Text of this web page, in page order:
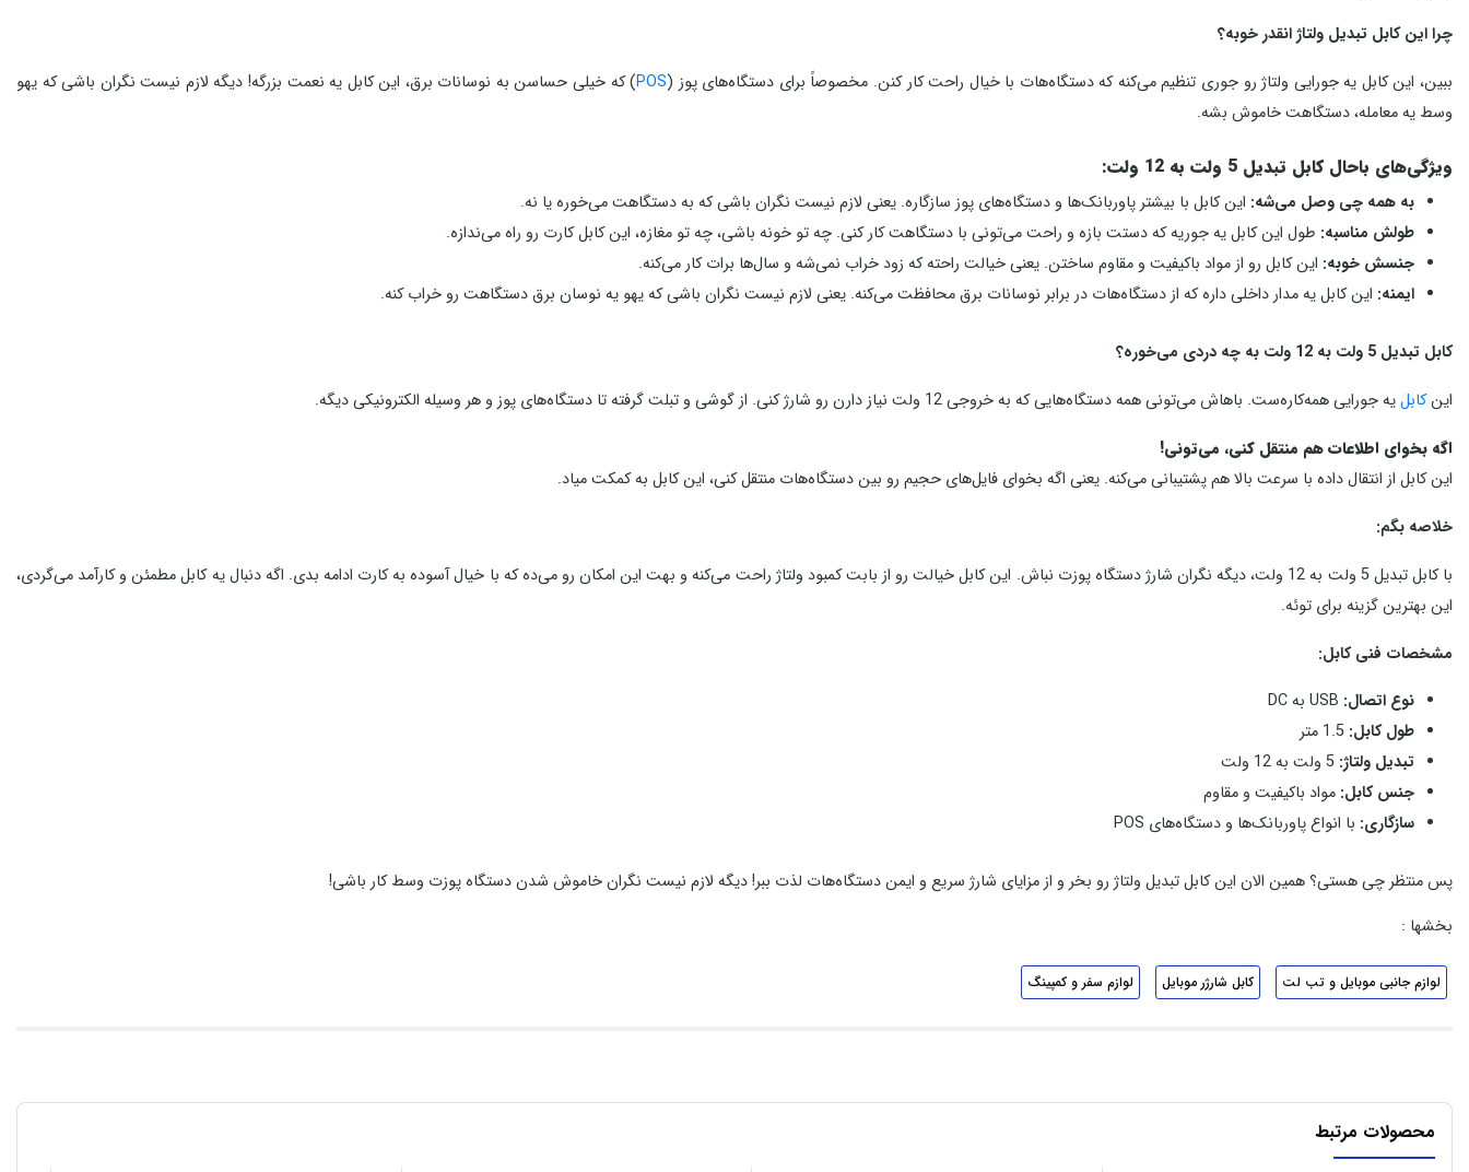
چرا این کابل تبدیل ولتاژ انقدر خوبه؟
ببین، این کابل یه جورایی ولتاژ رو جوری تنظیم می‌کنه که دستگاه‌هات با خیال راحت کار کنن. مخصوصاً برای دستگاه‌های پوز (POS) که خیلی حساسن به نوسانات برق، این کابل یه نعمت بزرگه! دیگه لازم نیست نگران باشی که یهو
وسط یه معامله، دستگاهت خاموش بشه.
ویژگی‌های باحال کابل تبدیل 5 ولت به 12 ولت:
به همه چی وصل می‌شه: این کابل با بیشتر پاوربانک‌ها و دستگاه‌های پوز سازگاره. یعنی لازم نیست نگران باشی که به دستگاهت می‌خوره یا نه.
طولش مناسبه: طول این کابل یه جوریه که دستت بازه و راحت می‌تونی با دستگاهت کار کنی. چه تو خونه باشی، چه تو مغازه، این کابل کارت رو راه می‌ندازه.
جنسش خوبه: این کابل رو از مواد باکیفیت و مقاوم ساختن. یعنی خیالت راحته که زود خراب نمی‌شه و سال‌ها برات کار می‌کنه.
ایمنه: این کابل یه مدار داخلی داره که از دستگاه‌هات در برابر نوسانات برق محافظت می‌کنه. یعنی لازم نیست نگران باشی که یهو یه نوسان برق دستگاهت رو خراب کنه.
کابل تبدیل 5 ولت به 12 ولت به چه دردی می‌خوره؟
اینکابلیه جورایی همه‌کاره‌ست. باهاش می‌تونی همه دستگاه‌هایی که به خروجی 12 ولت نیاز دارن رو شارژ کنی. از گوشی و تبلت گرفته تا دستگاه‌های پوز و هر وسیله الکترونیکی دیگه.
اگه بخوای اطلاعات هم منتقل کنی، می‌تونی!
این کابل از انتقال داده با سرعت بالا هم پشتیبانی می‌کنه. یعنی اگه بخوای فایل‌های حجیم رو بین دستگاه‌هات منتقل کنی، این کابل به کمکت میاد.
خلاصه بگم:
با کابل تبدیل 5 ولت به 12 ولت، دیگه نگران شارژ دستگاه پوزت نباش. این کابل خیالت رو از بابت کمبود ولتاژ راحت می‌کنه و بهت این امکان رو می‌ده که با خیال آسوده به کارت ادامه بدی. اگه دنبال یه کابل مطمئن و کارآمد می‌گردی،
این بهترین گزینه برای توئه.
مشخصات فنی کابل:
نوع اتصال: USB به DC
طول کابل: 1.5 متر
تبدیل ولتاژ: 5 ولت به 12 ولت
جنس کابل: مواد باکیفیت و مقاوم
سازگاری: با انواع پاوربانک‌ها و دستگاه‌های POS
پس منتظر چی هستی؟ همین الان این کابل تبدیل ولتاژ رو بخر و از مزایای شارژ سریع و ایمن دستگاه‌هات لذت ببر! دیگه لازم نیست نگران خاموش شدن دستگاه پوزت وسط کار باشی!
بخشها :
لوازم جانبی موبایل و تب لت کابل شارژر موبایل لوازم سفر و کمپینگ
محصولات مرتبط